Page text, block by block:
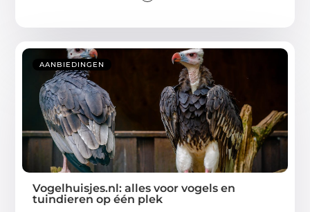
AANBIEDINGEN
Vogelhuisjes.nl: alles voor vogels en
tuindieren op één plek